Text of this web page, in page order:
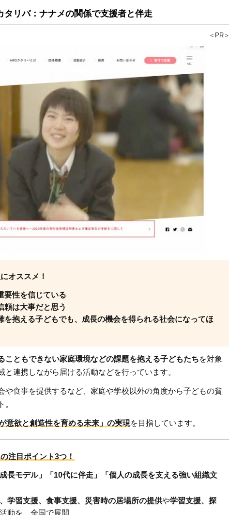
タリバ：ナナメの関係で支援者と伴走
＜PR＞
オススメ！
要性を信じている
頼は大事だと思う
を抱える子どもでも、成長の機会を得られる社会になってほ
こともできない家庭環境などの課題を抱える子どもたちを対象
と連携しながら届ける活動などを行っています。
や食事を提供するなど、家庭や学校以外の角度から子どもの貧
。
意欲と創造性を育める未来」の実現を目指しています。
注目ポイント3つ！
長モデル」「10代に伴走」「個人の成長を支える強い組織文
学習支援、食事支援、災害時の居場所の提供や学習支援、探
動を、全国で展開